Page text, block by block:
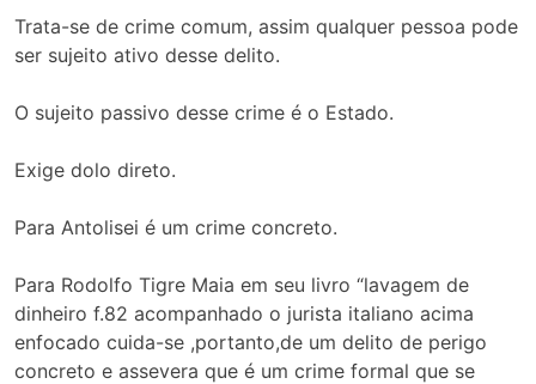
Trata-se de crime comum, assim qualquer pessoa pode
ser sujeito ativo desse delito.
O sujeito passivo desse crime é o Estado.
Exige dolo direto.
Para Antolisei é um crime concreto.
Para Rodolfo Tigre Maia em seu livro “lavagem de
dinheiro f.82 acompanhado o jurista italiano acima
enfocado cuida-se ,portanto,de um delito de perigo
concreto e assevera que é um crime formal que se